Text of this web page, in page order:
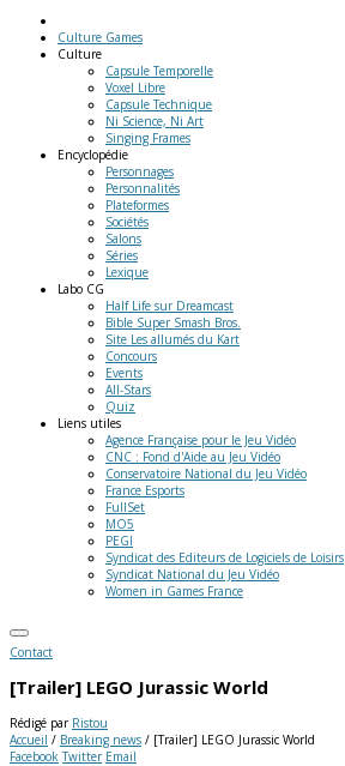
Culture Games
Culture
Capsule Temporelle
Voxel Libre
Capsule Technique
Ni Science, Ni Art
Singing Frames
Encyclopédie
Personnages
Personnalités
Plateformes
Sociétés
Salons
Séries
Lexique
Labo CG
Half Life sur Dreamcast
Bible Super Smash Bros.
Site Les allumés du Kart
Concours
Events
All-Stars
Quiz
Liens utiles
Agence Française pour le Jeu Vidéo
CNC : Fond d'Aide au Jeu Vidéo
Conservatoire National du Jeu Vidéo
France Esports
FullSet
MO5
PEGI
Syndicat des Editeurs de Logiciels de Loisirs
Syndicat National du Jeu Vidéo
Women in Games France
Contact
[Trailer] LEGO Jurassic World
Rédigé par Ristou
Accueil / Breaking news / [Trailer] LEGO Jurassic World
Facebook Twitter Email